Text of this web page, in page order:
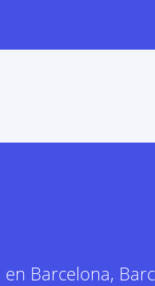
en Barcelona,